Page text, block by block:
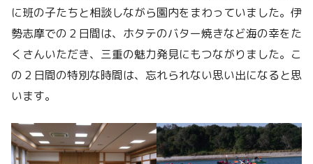
に班の子たちと相談しながら園内をまわっていました。伊
勢志摩での２日間は、ホタテのバター焼きなど海の幸をた
くさんいただき、三重の魅力発見にもつながりました。こ
の２日間の特別な時間は、忘れられない思い出になると思
います。